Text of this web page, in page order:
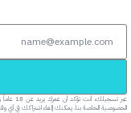
عبر تسجيلك، أنت تؤكد أن
بنا. يمكنك إلغاء اشتراكك في أي وقت.